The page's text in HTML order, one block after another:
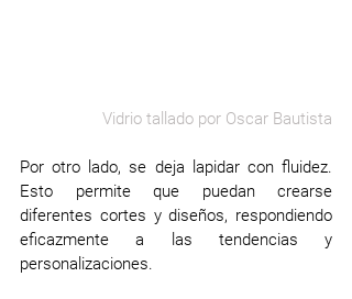
Vidrio tallado por Oscar Bautista
Por otro lado, se deja lapidar con fluidez.
Esto permite que puedan crearse
diferentes cortes y diseños, respondiendo
eficazmente a las tendencias y
personalizaciones.